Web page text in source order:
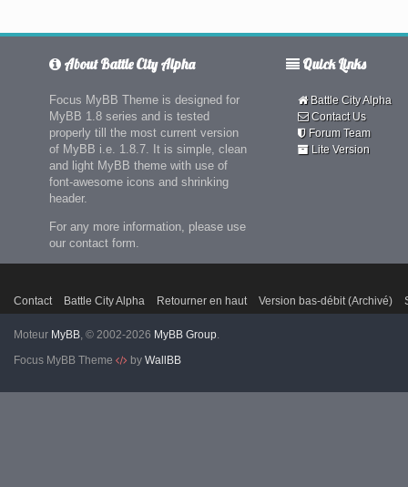
About Battle City Alpha
Focus MyBB Theme is designed for
MyBB 1.8 series and is tested
properly till the most current version
of MyBB i.e. 1.8.7. It is simple, clean
and light MyBB theme with use of
font-awesome icons and shrinking
header.
For any more information, please use
our contact form.
Quick Links
Battle City Alpha
Contact Us
Forum Team
Lite Version
Contact Battle City Alpha Retourner en haut Version bas-débit (Archivé)
Moteur MyBB, © 2002-2026 MyBB Group.
Focus MyBB Theme
by WallBB